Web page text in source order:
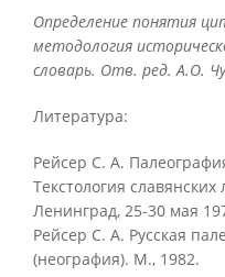
Определение понятия
методология
словарь. Отв. ред. А.О.
Литература:
Рейсер С. А.
Текстология
Ленинград, 25-30 мая
Рейсер С. А. Русская
(неография). М., 1982.